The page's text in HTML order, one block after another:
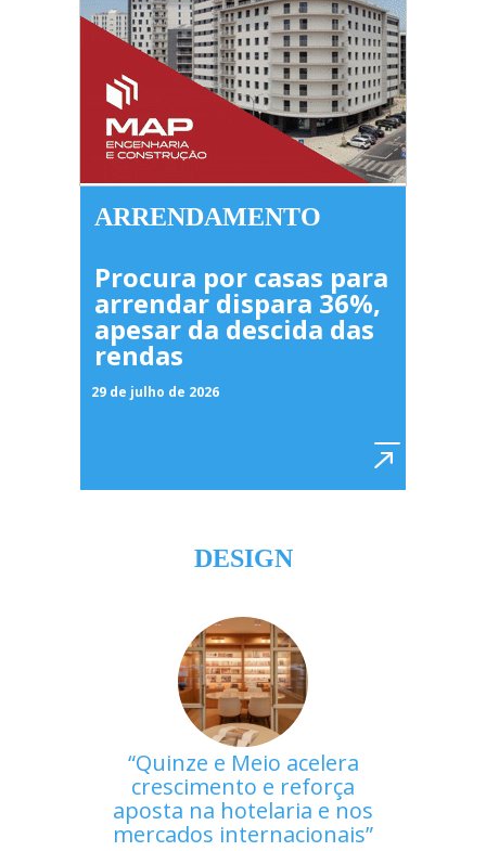
ARRENDAMENTO
Procura por casas para
arrendar dispara 36%,
apesar da descida das
rendas
29 de julho de 2026
DESIGN
Quinze e Meio acelera
crescimento e reforça
aposta na hotelaria e nos
mercados internacionais